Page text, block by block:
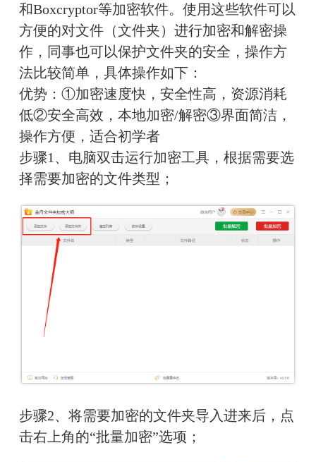
和Boxcryptor等加密软件。使用这些软件可以
方便的对文件（文件夹）进行加密和解密操
作，同事也可以保护文件夹的安全，操作方
法比较简单，具体操作如下：
优势：①加密速度快，安全性高，资源消耗
低②安全高效，本地加密/解密③界面简洁，
操作方便，适合初学者
步骤1、电脑双击运行加密工具，根据需要选
择需要加密的文件类型；
步骤2、将需要加密的文件夹导入进来后，点
击右上角的“批量加密”选项；